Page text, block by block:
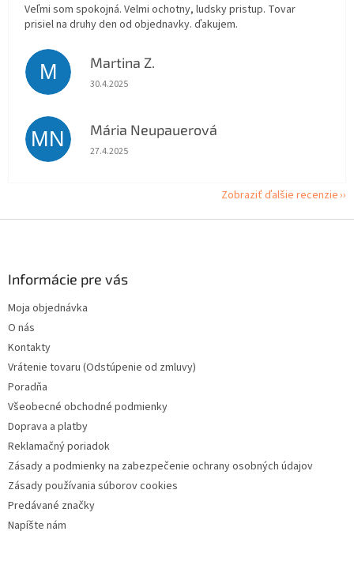
Veľmi som spokojná. Velmi ochotny, ludsky pristup. Tovar
prisiel na druhy den od objednavky. ďakujem.
M Martina Z.
Hodnotenie obchodu je 5 z 5 hviezdičiek.
30.4.2025
MN Mária Neupauerová
Hodnotenie obchodu je 5 z 5 hviezdičiek.
27.4.2025
Zobraziť ďalšie recenzie
Informácie pre vás
Moja objednávka
O nás
Kontakty
Vrátenie tovaru (Odstúpenie od zmluvy)
Poradňa
Všeobecné obchodné podmienky
Doprava a platby
Reklamačný poriadok
Zásady a podmienky na zabezpečenie ochrany osobných údajov
Zásady používania súborov cookies
Predávané značky
Napíšte nám